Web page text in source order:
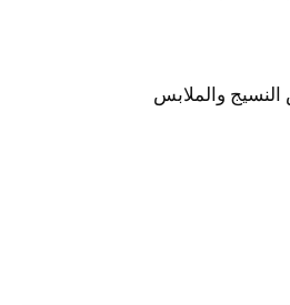
النسيج والملابس